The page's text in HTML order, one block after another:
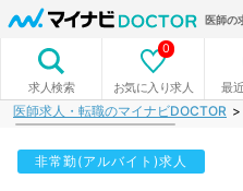
医師の
求人検索 お気に入り求人
0
最
医師求人・転職のマイナビDOCTOR
非常勤(アルバイト)求人